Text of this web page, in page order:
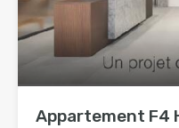
Appartement F4